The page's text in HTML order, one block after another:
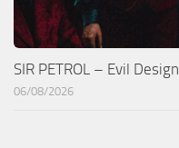
SIR PETROL – Evil Design
06/08/2026